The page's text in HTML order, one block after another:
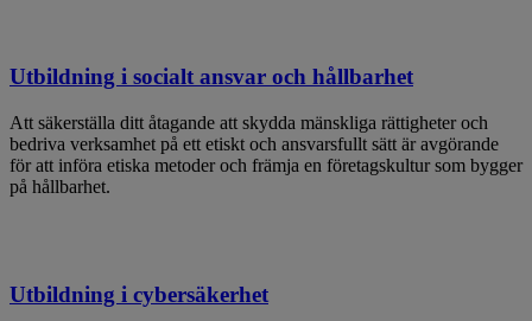
Utbildning i socialt ansvar och hållbarhet
Att säkerställa ditt åtagande att skydda mänskliga rättigheter och
bedriva verksamhet på ett etiskt och ansvarsfullt sätt är avgörande
för att införa etiska metoder och främja en företagskultur som bygger
på hållbarhet.
Utbildning i cybersäkerhet